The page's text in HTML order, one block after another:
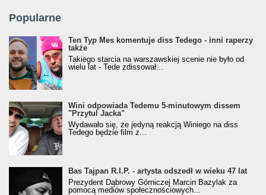
Popularne
Ten Typ Mes komentuje diss Tedego - inni raperzy
także
Takiego starcia na warszawskiej scenie nie było od
wielu lat - Tede zdissował...
Wini odpowiada Tedemu 5-minutowym dissem
"Przytul Jacka"
Wydawało się, że jedyną reakcją Winiego na diss
Tedego będzie film z...
Bas Tajpan R.I.P. - artysta odszedł w wieku 47 lat
Prezydent Dąbrowy Górniczej Marcin Bazylak za
pomocą mediów społecznościowych...